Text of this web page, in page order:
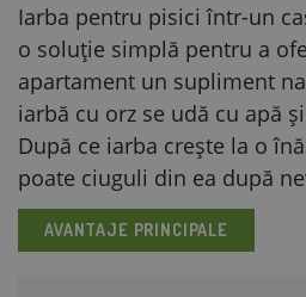
Iarba pentru pisici într-un
o soluție simplă pentru a
apartament un supliment
iarbă cu orz se udă cu apă
După ce iarba crește la o
poate ciuguli din ea după
AVANTAJE PRINCIPALE